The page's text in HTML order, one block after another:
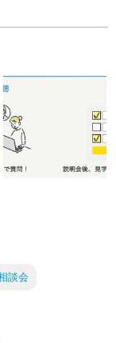
談会